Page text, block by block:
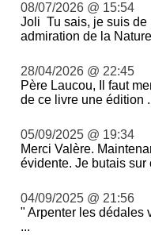
08/07/2026 @ 15:54
Joli Tu sais, je suis de
admiration de la
28/04/2026 @ 22:45
Père Laucou, Il faut
de ce livre une édition
05/09/2025 @ 19:34
Merci Valère.
évidente. Je butais sur
04/09/2025 @ 21:56
" Arpenter les dédales
...